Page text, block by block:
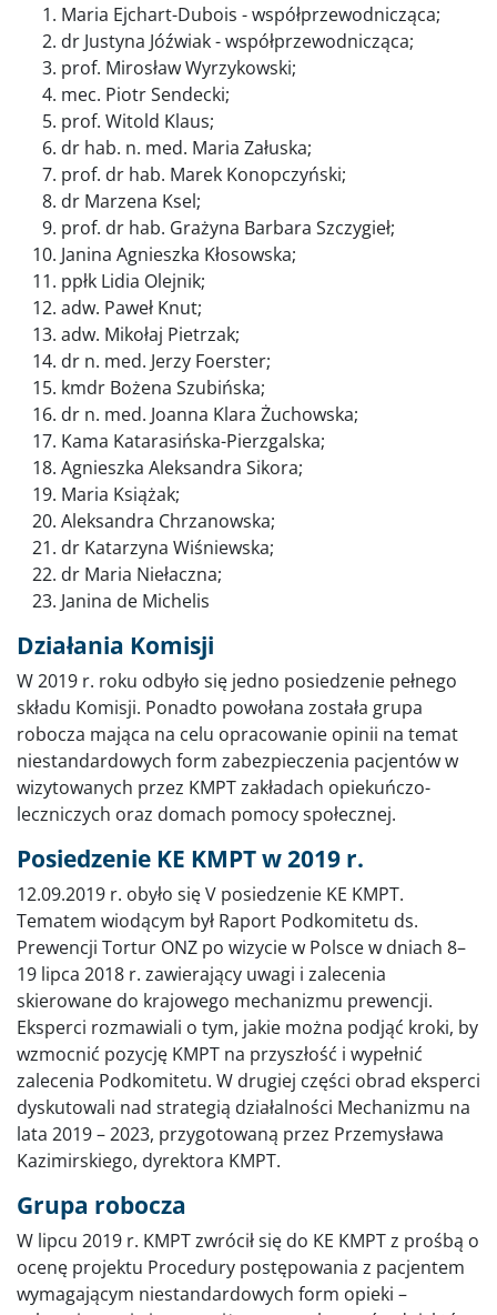
Maria Ejchart-Dubois - współprzewodnicząca;
dr Justyna Jóźwiak - współprzewodnicząca;
prof. Mirosław Wyrzykowski;
mec. Piotr Sendecki;
prof. Witold Klaus;
dr hab. n. med. Maria Załuska;
prof. dr hab. Marek Konopczyński;
dr Marzena Ksel;
prof. dr hab. Grażyna Barbara Szczygieł;
Janina Agnieszka Kłosowska;
ppłk Lidia Olejnik;
adw. Paweł Knut;
adw. Mikołaj Pietrzak;
dr n. med. Jerzy Foerster;
kmdr Bożena Szubińska;
dr n. med. Joanna Klara Żuchowska;
Kama Katarasińska-Pierzgalska;
Agnieszka Aleksandra Sikora;
Maria Książak;
Aleksandra Chrzanowska;
dr Katarzyna Wiśniewska;
dr Maria Niełaczna;
Janina de Michelis
Działania Komisji
W 2019 r. roku odbyło się jedno posiedzenie pełnego
składu Komisji. Ponadto powołana została grupa
robocza mająca na celu opracowanie opinii na temat
niestandardowych form zabezpieczenia pacjentów w
wizytowanych przez KMPT zakładach opiekuńczo-
leczniczych oraz domach pomocy społecznej.
Posiedzenie KE KMPT w 2019 r.
12.09.2019 r. obyło się V posiedzenie KE KMPT.
Tematem wiodącym był Raport Podkomitetu ds.
Prewencji Tortur ONZ po wizycie w Polsce w dniach 8–
19 lipca 2018 r. zawierający uwagi i zalecenia
skierowane do krajowego mechanizmu prewencji.
Eksperci rozmawiali o tym, jakie można podjąć kroki, by
wzmocnić pozycję KMPT na przyszłość i wypełnić
zalecenia Podkomitetu. W drugiej części obrad eksperci
dyskutowali nad strategią działalności Mechanizmu na
lata 2019 – 2023, przygotowaną przez Przemysława
Kazimirskiego, dyrektora KMPT.
Grupa robocza
W lipcu 2019 r. KMPT zwrócił się do KE KMPT z prośbą o
ocenę projektu Procedury postępowania z pacjentem
wymagającym niestandardowych form opieki –